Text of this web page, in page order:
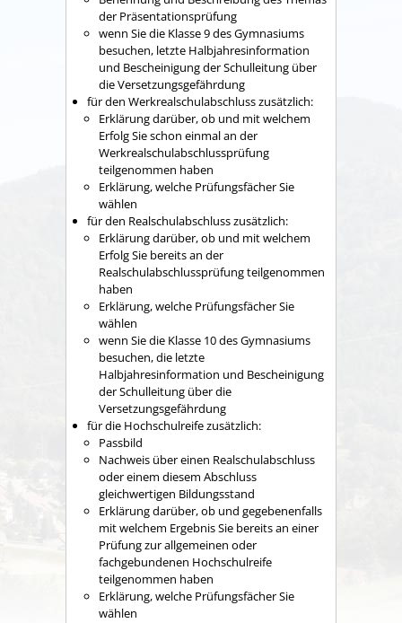
der Präsentationsprüfung
wenn Sie die Klasse 9 des Gymnasiums
besuchen, letzte Halbjahresinformation
und Bescheinigung der Schulleitung über
die Versetzungsgefährdung
für den Werkrealschulabschluss zusätzlich:
Erklärung darüber, ob und mit welchem
Erfolg Sie schon einmal an der
Werkrealschulabschlussprüfung
teilgenommen haben
Erklärung, welche Prüfungsfächer Sie
wählen
für den Realschulabschluss zusätzlich:
Erklärung darüber, ob und mit welchem
Erfolg Sie bereits an der
Realschulabschlussprüfung teilgenommen
haben
Erklärung, welche Prüfungsfächer Sie
wählen
wenn Sie die Klasse 10 des Gymnasiums
besuchen, die letzte
Halbjahresinformation und Bescheinigung
der Schulleitung über die
Versetzungsgefährdung
für die Hochschulreife zusätzlich:
Passbild
Nachweis über einen Realschulabschluss
oder einem diesem Abschluss
gleichwertigen Bildungsstand
Erklärung darüber, ob und gegebenenfalls
mit welchem Ergebnis Sie bereits an einer
Prüfung zur allgemeinen oder
fachgebundenen Hochschulreife
teilgenommen haben
Erklärung, welche Prüfungsfächer Sie
wählen